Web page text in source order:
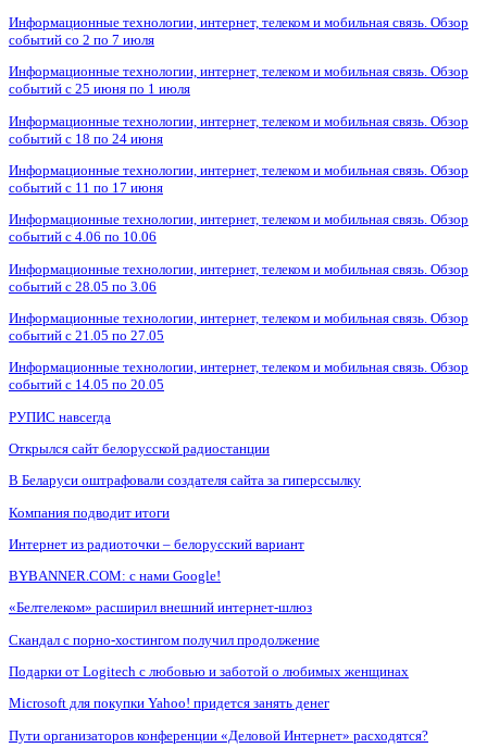
Информационные технологии, интернет, телеком и мобильная связь. Обзор
событий со 2 по 7 июля
Информационные технологии, интернет, телеком и мобильная связь. Обзор
событий с 25 июня по 1 июля
Информационные технологии, интернет, телеком и мобильная связь. Обзор
событий с 18 по 24 июня
Информационные технологии, интернет, телеком и мобильная связь. Обзор
событий с 11 по 17 июня
Информационные технологии, интернет, телеком и мобильная связь. Обзор
событий с 4.06 по 10.06
Информационные технологии, интернет, телеком и мобильная связь. Обзор
событий с 28.05 по 3.06
Информационные технологии, интернет, телеком и мобильная связь. Обзор
событий с 21.05 по 27.05
Информационные технологии, интернет, телеком и мобильная связь. Обзор
событий с 14.05 по 20.05
РУПИС навсегда
Открылся сайт белорусской радиостанции
В Беларуси оштрафовали создателя сайта за гиперссылку
Компания подводит итоги
Интернет из радиоточки – белорусский вариант
BYBANNER.COM: c нами Google!
«Белтелеком» расширил внешний интернет-шлюз
Скандал с порно-хостингом получил продолжение
Подарки от Logitech с любовью и заботой о любимых женщинах
Microsoft для покупки Yahoo! придется занять денег
Пути организаторов конференции «Деловой Интернет» расходятся?